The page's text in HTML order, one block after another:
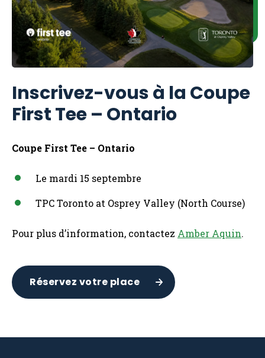
Inscrivez-vous à la Coupe
First Tee – Ontario
Coupe First Tee – Ontario
Le mardi 15 septembre
TPC Toronto at Osprey Valley (North Course)
Pour plus d’information, contactez Amber Aquin.
Réservez votre place